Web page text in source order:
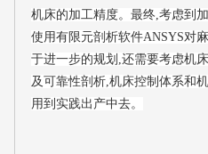
机床的加工精度。最终,考虑到
使用有限元剖析软件ANSYS对
于进一步的规划,还需要考虑机
及可靠性剖析,机床控制体系和
用到实践出产中去。